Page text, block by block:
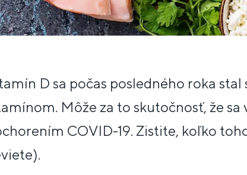
D sa počas posledného roka
Môže za to skutočnosť, že
COVID-19. Zistite, koľko